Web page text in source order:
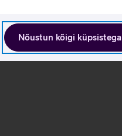
Nõustun kõigi küpsistega